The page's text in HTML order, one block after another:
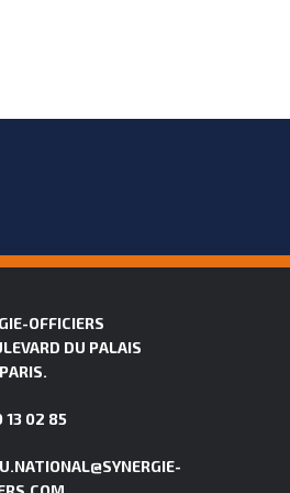
OFFICIERS
DU PALAIS
13 02 85